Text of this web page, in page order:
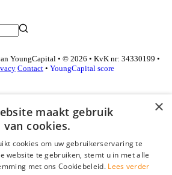
YoungCapital • © 2026 • KvK nr: 34330199 •
Contact • YoungCapital score
×
maakt gebruik
van cookies.
cookies om uw gebruikerservaring te
website te gebruiken, stemt u in met alle
met ons Cookiebeleid. Lees verder